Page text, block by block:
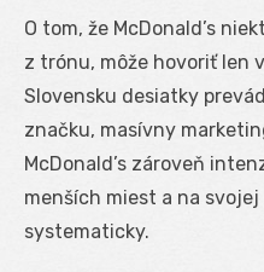
O tom, že McDonald’s
z trónu, môže hovoriť len
Slovensku desiatky
značku, masívny
McDonald’s zároveň
menších miest a na
systematicky.